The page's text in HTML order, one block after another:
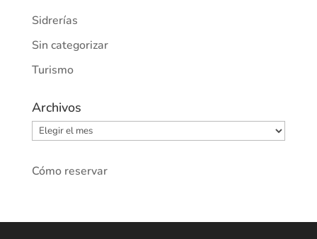
Sidrerías
Sin categorizar
Turismo
Archivos
Archivos
Cómo reservar